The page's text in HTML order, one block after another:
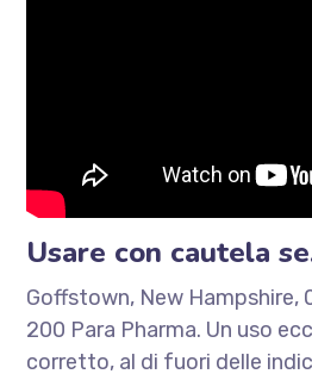
Usare con cautela
Goffstown, New Hampshire,
200 Para Pharma. Un uso
corretto, al di fuori delle